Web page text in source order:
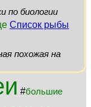
по биологии
Список рыбы
похожая на
#большие